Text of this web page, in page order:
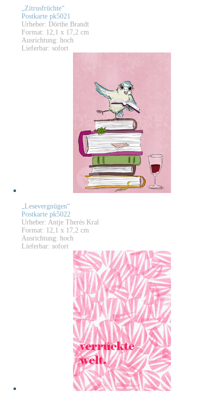
„Zitrusfrüchte“
Postkarte pk5021
Urheber: Dörthe Brandt
Format: 12,1 x 17,2 cm
Ausrichtung: hoch
Lieferbar: sofort
„Lesevergnügen“
Postkarte pk5022
Urheber: Antje Therés Kral
Format: 12,1 x 17,2 cm
Ausrichtung: hoch
Lieferbar: sofort